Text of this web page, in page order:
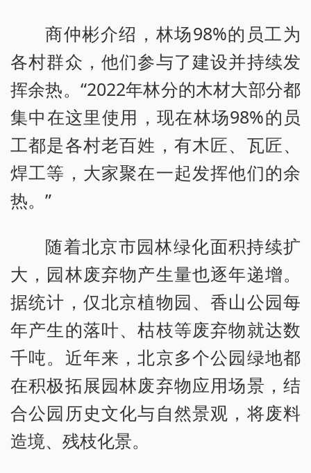
商仲彬介绍，林场98%的员工为
各村群众，他们参与了建设并持续发
挥余热。“2022年林分的木材大部分都
集中在这里使用，现在林场98%的员
工都是各村老百姓，有木匠、瓦匠、
焊工等，大家聚在一起发挥他们的余
热。”
随着北京市园林绿化面积持续扩
大，园林废弃物产生量也逐年递增。
据统计，仅北京植物园、香山公园每
年产生的落叶、枯枝等废弃物就达数
千吨。近年来，北京多个公园绿地都
在积极拓展园林废弃物应用场景，结
合公园历史文化与自然景观，将废料
造境、残枝化景。